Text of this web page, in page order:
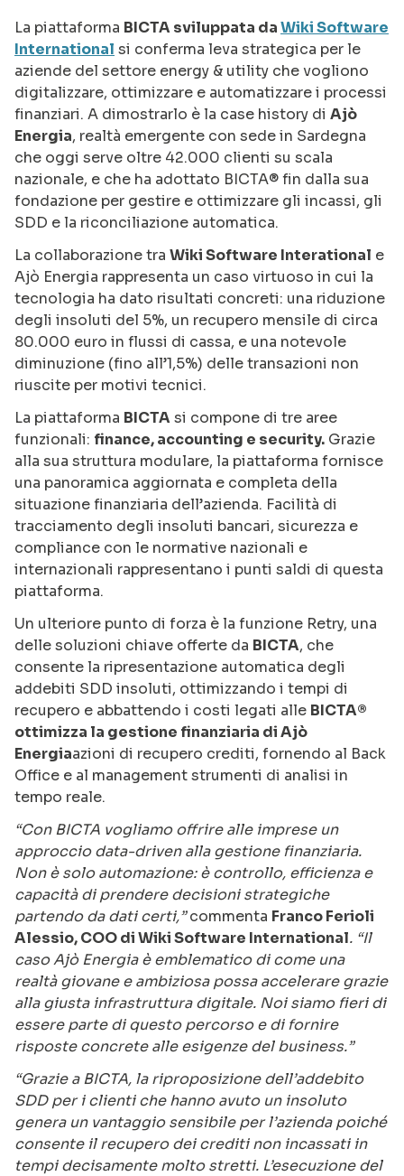
La piattaforma BICTA sviluppata daWiki Software
International si conferma leva strategica per le
aziende del settore energy & utility che vogliono
digitalizzare, ottimizzare e automatizzare i processi
finanziari. A dimostrarlo è la case history di Ajò
Energia, realtà emergente con sede in Sardegna
che oggi serve oltre 42.000 clienti su scala
nazionale, e che ha adottato BICTA® fin dalla sua
fondazione per gestire e ottimizzare gli incassi, gli
SDD e la riconciliazione automatica.
La collaborazione tra Wiki Software Interational e
Ajò Energia rappresenta un caso virtuoso in cui la
tecnologia ha dato risultati concreti: una riduzione
degli insoluti del 5%, un recupero mensile di circa
80.000 euro in flussi di cassa, e una notevole
diminuzione (fino all’1,5%) delle transazioni non
riuscite per motivi tecnici.
La piattaforma BICTAsi compone di tre aree
funzionali: finance, accounting e security. Grazie
alla sua struttura modulare, la piattaforma fornisce
una panoramica aggiornata e completa della
situazione finanziaria dell’azienda. Facilità di
tracciamento degli insoluti bancari, sicurezza e
compliance con le normative nazionali e
internazionali rappresentano i punti saldi di questa
piattaforma.
Un ulteriore punto di forza è la funzione Retry, una
delle soluzioni chiave offerte da BICTA, che
consente la ripresentazione automatica degli
addebiti SDD insoluti, ottimizzando i tempi di
recupero e abbattendo i costi legati alle BICTA®
ottimizza la gestione finanziaria di Ajò
Energiaazioni di recupero crediti, fornendo al Back
Office e al management strumenti di analisi in
tempo reale.
“Con BICTA vogliamo offrire alle imprese un
approccio data-driven alla gestione finanziaria.
Non è solo automazione: è controllo, efficienza e
capacità di prendere decisioni strategiche
partendo da dati certi,”commenta Franco Ferioli
Alessio, COO di Wiki Software International. “Il
caso Ajò Energia è emblematico di come una
realtà giovane e ambiziosa possa accelerare grazie
alla giusta infrastruttura digitale. Noi siamo fieri di
essere parte di questo percorso e di fornire
risposte concrete alle esigenze del business.”
“Grazie a BICTA, la riproposizione dell’addebito
SDD per i clienti che hanno avuto un insoluto
genera un vantaggio sensibile per l’azienda poiché
consente il recupero dei crediti non incassati in
tempi decisamente molto stretti. L’esecuzione del